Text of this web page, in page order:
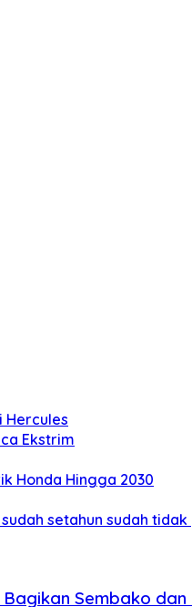
Hercules
Ekstrim
Honda Hingga 2030
setahun sudah tidak
Sembako dan